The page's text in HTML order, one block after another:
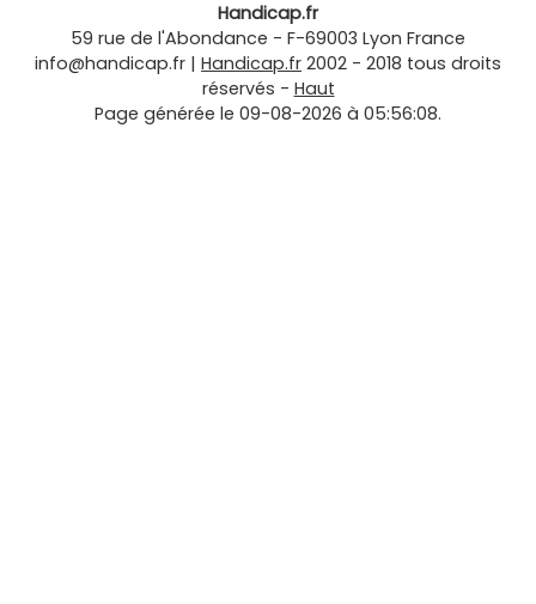
Handicap.fr
59 rue de l'Abondance - F-69003 Lyon France
info@handicap.fr | Handicap.fr 2002 - 2018 tous droits
réservés - Haut
Page générée le 09-08-2026 à 05:56:08.